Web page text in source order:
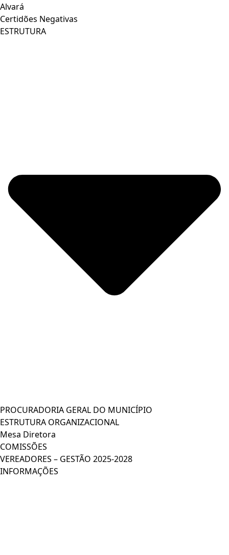
Alvará
Certidões Negativas
ESTRUTURA
PROCURADORIA GERAL DO MUNICÍPIO
ESTRUTURA ORGANIZACIONAL
Mesa Diretora
COMISSÕES
VEREADORES – GESTÃO 2025-2028
INFORMAÇÕES